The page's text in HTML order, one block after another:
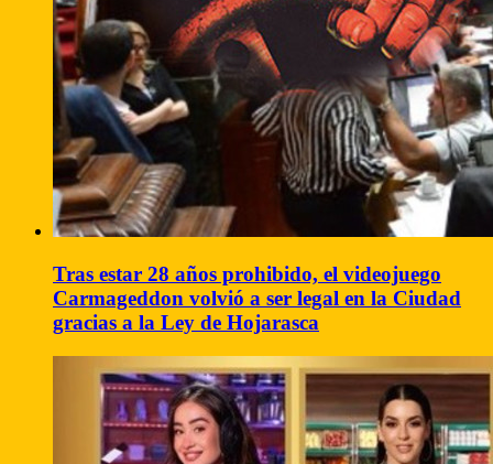
Tras estar 28 años prohibido, el videojuego
Carmageddon volvió a ser legal en la Ciudad
gracias a la Ley de Hojarasca